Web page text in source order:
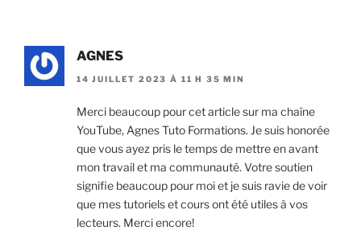
AGNES
14 JUILLET 2023 À 11 H 35 MIN
Merci beaucoup pour cet article sur ma chaîne
YouTube, Agnes Tuto Formations. Je suis honorée
que vous ayez pris le temps de mettre en avant
mon travail et ma communauté. Votre soutien
signifie beaucoup pour moi et je suis ravie de voir
que mes tutoriels et cours ont été utiles à vos
lecteurs. Merci encore!